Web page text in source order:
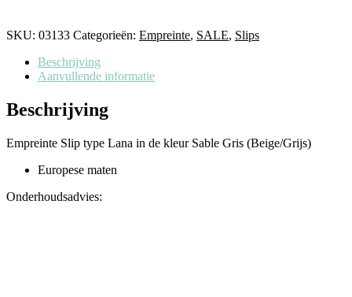
SKU: 03133 Categorieën: Empreinte, SALE, Slips
Beschrijving
Aanvullende informatie
Beschrijving
Empreinte Slip type Lana in de kleur Sable Gris (Beige/Grijs)
Europese maten
Onderhoudsadvies: